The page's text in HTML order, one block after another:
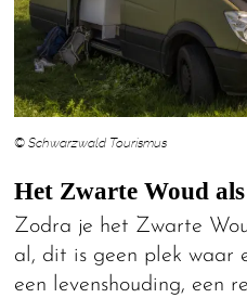
© Schwarzwald Tourismus
Het Zwarte Woud
Zodra je het Zwarte
al, dit is geen plek waar
een levenshouding, een